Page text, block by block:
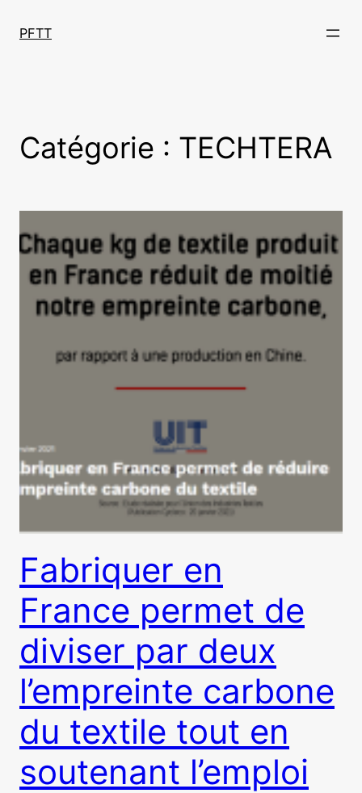
PFTT
Catégorie : TECHTERA
Fabriquer en
France permet de
diviser par deux
l’empreinte carbone
du textile tout en
soutenant l’emploi